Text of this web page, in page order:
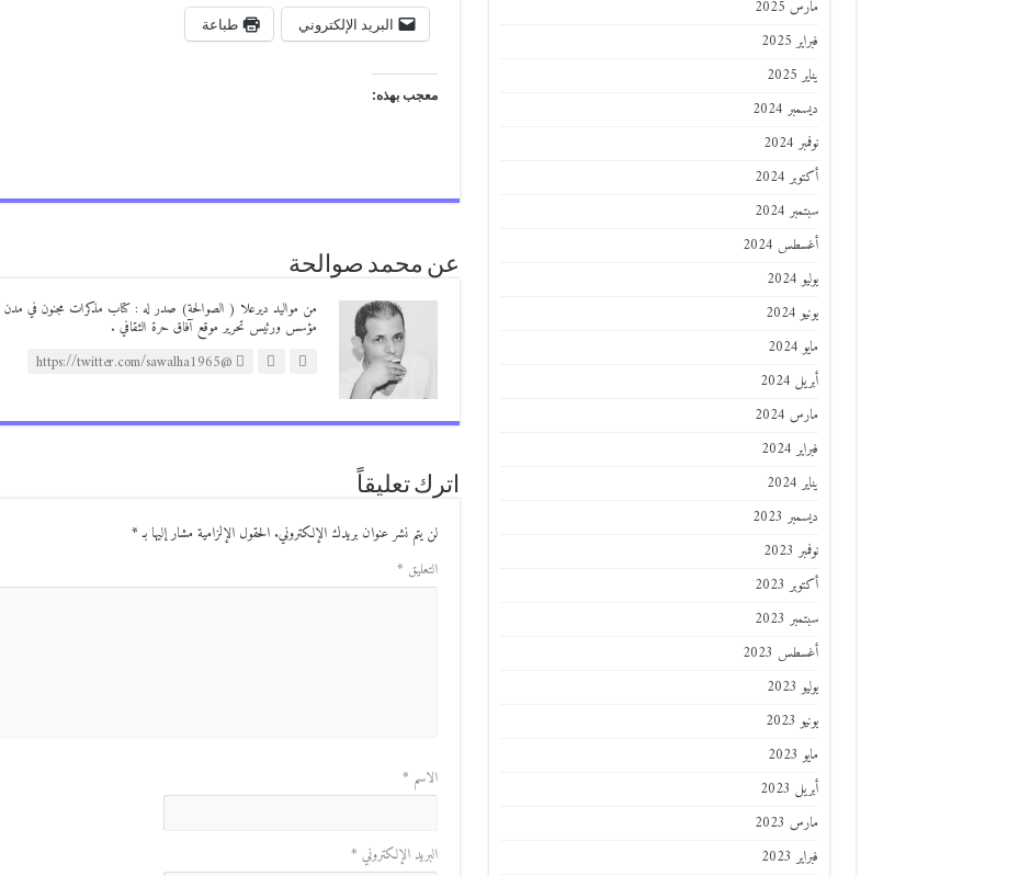
البريد الإلكتروني طباعة
معجب بهذه:
عن محمد صوالحة
مؤسس ورئيس تحرير موقع آفاق حرة الثقافي .
@https://twitter.com/sawalha1965
اترك تعليقاً
لن يتم نشر عنوان بريدك الإلكتروني. الحقول الإلزامية مشار إليها بـ*
التعليق *
الاسم *
البريد الإلكتروني *
مارس 2025
فبراير 2025
يناير 2025
ديسمبر 2024
نوفمبر 2024
أكتوبر 2024
سبتمبر 2024
أغسطس 2024
يوليو 2024
يونيو 2024
مايو 2024
أبريل 2024
مارس 2024
فبراير 2024
يناير 2024
ديسمبر 2023
نوفمبر 2023
أكتوبر 2023
سبتمبر 2023
أغسطس 2023
يوليو 2023
يونيو 2023
مايو 2023
أبريل 2023
مارس 2023
فبراير 2023